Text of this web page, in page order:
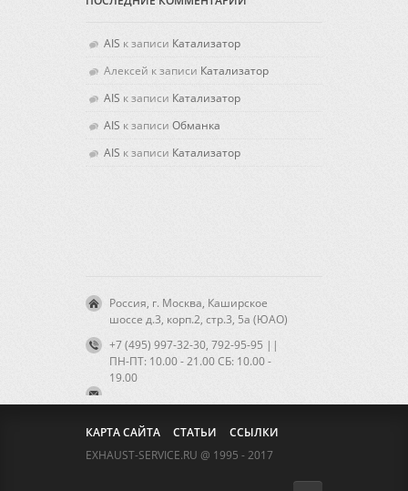
AIS к записи Катализатор
Алексей к записи Катализатор
AIS к записи Катализатор
AIS к записи Обманка
AIS к записи Катализатор
Россия, г. Москва, Каширское
шоссе д.3, корп.2, стр.3, 5а (ЮАО)
+7 (495) 997-32-30, 792-95-95 ||
ПН-ПТ: 10.00 - 21.00 CБ: 10.00 -
19.00
КАРТА САЙТА СТАТЬИ
ССЫЛКИ
EXHAUST-SERVICE.RU @ 1995 - 2017